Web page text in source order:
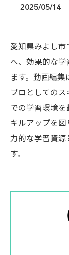
2025/05/14
愛知県みよし
へ、効果的な
ます。動画編集
プロとしての
での学習環境
キルアップを
力的な学習資
す。